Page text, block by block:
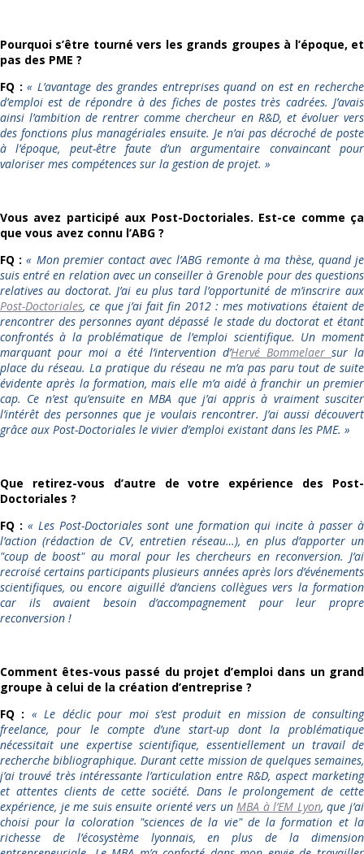
Pourquoi s’être tourné vers les grands groupes à l’époque, et
pas des PME ?
FQ :« L’avantage des grandes entreprises quand on est en recherche
d’emploi est de répondre à des fiches de postes très cadrées. J’avais
ainsi l’ambition de rentrer comme chercheur en R&D, et évoluer vers
des fonctions plus managériales ensuite. Je n’ai pas décroché de poste
à l’époque, peut-être faute d’un argumentaire convaincant pour
valoriser mes compétences sur la gestion de projet. »
Vous avez participé aux Post-Doctoriales. Est-ce comme ça
que vous avez connu l’ABG ?
FQ :« Mon premier contact avec l’ABG remonte à ma thèse, quand je
suis entré en relation avec un conseiller à Grenoble pour des questions
relatives au doctorat. J’ai eu plus tard l’opportunité de m’inscrire aux
Post-Doctoriales, ce que j’ai fait fin 2012 : mes motivations étaient de
rencontrer des personnes ayant dépassé le stade du doctorat et étant
confrontés à la problématique de l’emploi scientifique. Un moment
marquant pour moi a été l’intervention d’Hervé Bommelaer sur la
place du réseau. La pratique du réseau ne m’a pas paru tout de suite
évidente après la formation, mais elle m’a aidé à franchir un premier
cap. Ce n’est qu’ensuite en MBA que j’ai appris à vraiment susciter
l’intérêt des personnes que je voulais rencontrer. J’ai aussi découvert
grâce aux Post-Doctoriales le vivier d’emploi existant dans les PME. »
Que retirez-vous d’autre de votre expérience des Post-
Doctoriales ?
FQ : « Les Post-Doctoriales sont une formation qui incite à passer à
l’action (rédaction de CV, entretien réseau…), en plus d’apporter un
"coup de boost" au moral pour les chercheurs en reconversion. J’ai
recroisé certains participants plusieurs années après lors d’événements
scientifiques, ou encore aiguillé d’anciens collègues vers la formation
car ils avaient besoin d’accompagnement pour leur propre
reconversion !
Comment êtes-vous passé du projet d’emploi dans un grand
groupe à celui de la création d’entreprise ?
FQ : « Le déclic pour moi s’est produit en mission de consulting
freelance, pour le compte d’une start-up dont la problématique
nécessitait une expertise scientifique, essentiellement un travail de
recherche bibliographique. Durant cette mission de quelques semaines,
j’ai trouvé très intéressante l’articulation entre R&D, aspect marketing
et attentes clients de cette société. Dans le prolongement de cette
expérience, je me suis ensuite orienté vers unMBA à l’EM Lyon, que j’ai
choisi pour la coloration "sciences de la vie" de la formation et la
richesse de l’écosystème lyonnais, en plus de la dimension